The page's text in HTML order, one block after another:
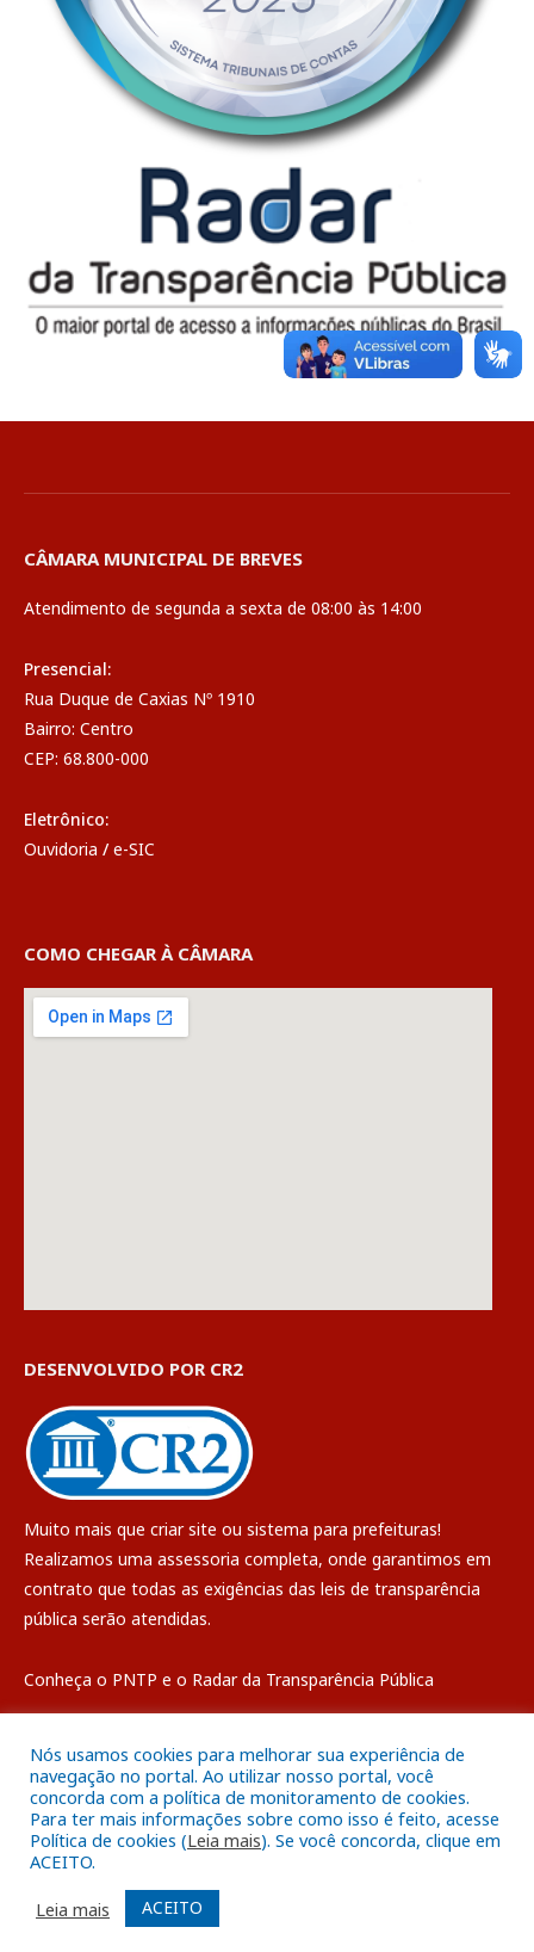
CÂMARA MUNICIPAL DE BREVES
Atendimento de segunda a sexta de 08:00 às 14:00
Presencial:
Rua Duque de Caxias Nº 1910
Bairro: Centro
CEP: 68.800-000
Eletrônico:
Ouvidoria / e-SIC
COMO CHEGAR À CÂMARA
DESENVOLVIDO POR CR2
Muito mais que criar site ou sistema para prefeituras!
Realizamos uma assessoria completa, onde garantimos em
contrato que todas as exigências das leis de transparência
pública serão atendidas.
Conheça o PNTP e o Radar da Transparência Pública
Todos os direitos reservados a Câmara Municipal de Breves
Mapa do Site
Acessar o Webmail
Nós usamos cookies para melhorar sua experiência de
navegação no portal. Ao utilizar nosso portal, você
concorda com a política de monitoramento de cookies.
Para ter mais informações sobre como isso é feito, acesse
Política de cookies (Leia mais). Se você concorda, clique em
ACEITO.
Leia mais
ACEITO